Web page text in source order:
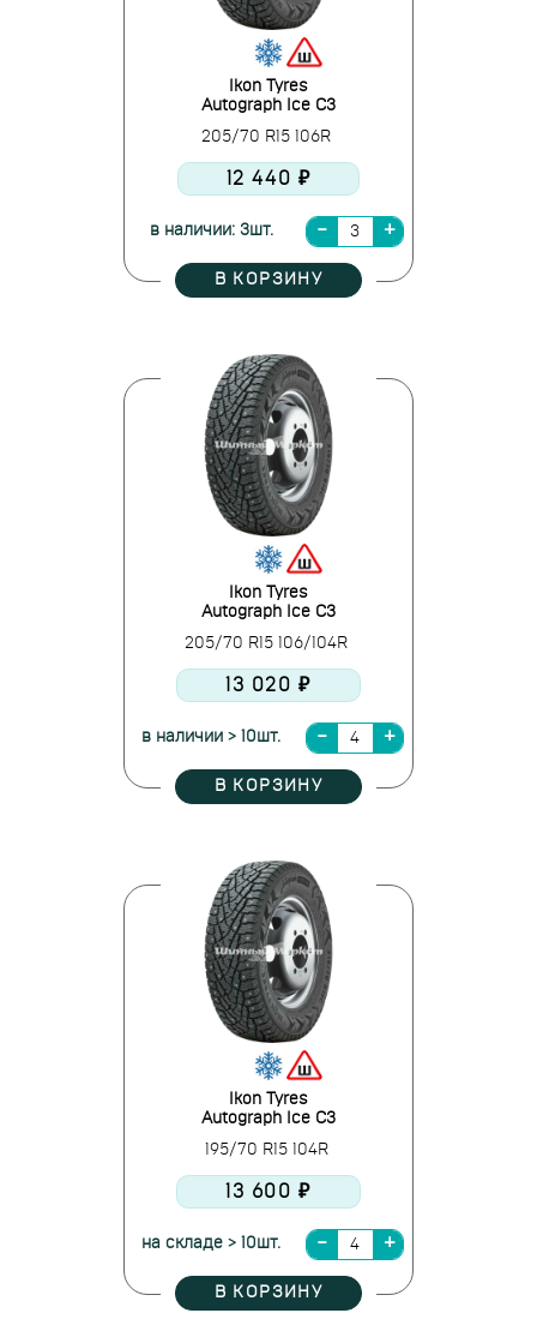
Ikon Tyres
Autograph Ice C3
205/70 R15 106R
12 440 ₽
в наличии: 3шт.
В КОРЗИНУ
Ikon Tyres
Autograph Ice C3
205/70 R15 106/104R
13 020 ₽
в наличии > 10шт.
В КОРЗИНУ
Ikon Tyres
Autograph Ice C3
195/70 R15 104R
13 600 ₽
на складе > 10шт.
В КОРЗИНУ